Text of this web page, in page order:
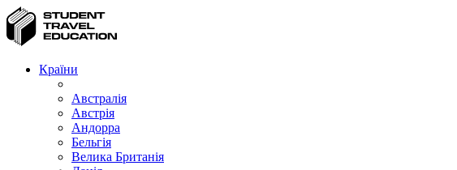
Країни
Австралія
Австрія
Андорра
Бельгія
Велика Британія